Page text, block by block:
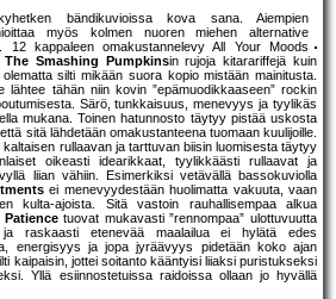
bändikuvioissa kova sana. Aiempien
myös kolmen nuoren miehen alternative
12 kappaleen omakustannelevy All Your Moods
The Smashing Pumpkinsin rujoja kitarariffejä kuin
silti mikään suora kopio mistään mainitusta.
lähtee tähän niin kovin ”epämuodikkaaseen” rockin
Särö, tunkkaisuus, menevyys ja tyylikäs
mukana. Toinen hatunnosto täytyy pistää uskosta
sitä lähdetään omakustanteena tuomaan kuulijoille.
kaltaisen rullaavan ja tarttuvan biisin luomisesta täytyy
oikeasti idearikkaat, tyylikkäästi rullaavat ja
liian vähiin. Esimerkiksi vetävällä bassokuviolla
ei menevyydestään huolimatta vakuuta, vaan
kulta-ajoista. Sitä vastoin rauhallisempaa alkua
Patiencetuovat mukavasti ”rennompaa” ulottuvuutta
ja raskaasti etenevää maalailua ei hylätä edes
energisyys ja jopa jyräävyys pidetään koko ajan
kaipaisin, jottei soitanto kääntyisi liiaksi puristukseksi
Yllä esiinnostetuissa raidoissa ollaan jo hyvällä